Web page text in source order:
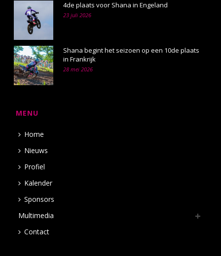
4de plaats voor Shana in Engeland
23 juli 2026
Shana begint het seizoen op een 10de plaats
in Frankrijk
28 mei 2026
MENU
Home
Nieuws
Profiel
Kalender
Sponsors
Multimedia
Contact